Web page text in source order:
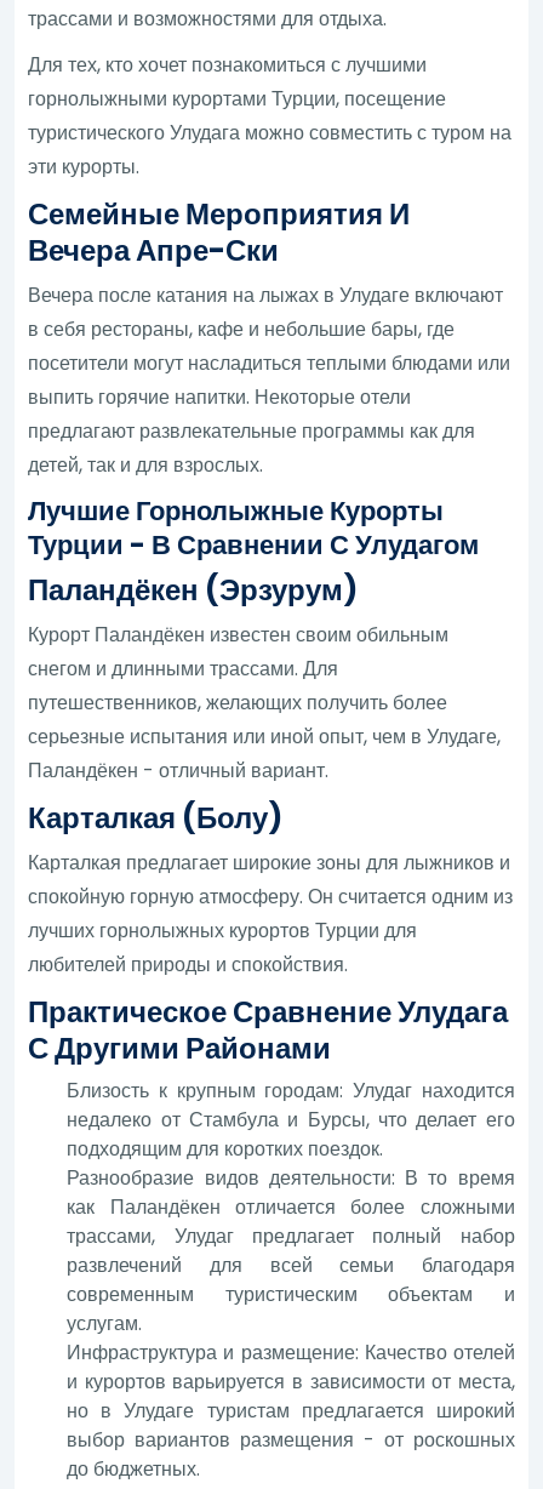
трассами и возможностями для отдыха.
Для тех, кто хочет познакомиться с лучшими
горнолыжными курортами Турции, посещение
туристического Улудага можно совместить с туром на
эти курорты.
Семейные Мероприятия И
Вечера Апре-Ски
Вечера после катания на лыжах в Улудаге включают
в себя рестораны, кафе и небольшие бары, где
посетители могут насладиться теплыми блюдами или
выпить горячие напитки. Некоторые отели
предлагают развлекательные программы как для
детей, так и для взрослых.
Лучшие Горнолыжные Курорты
Турции - В Сравнении С Улудагом
Паландёкен (Эрзурум)
Курорт Паландёкен известен своим обильным
снегом и длинными трассами. Для
путешественников, желающих получить более
серьезные испытания или иной опыт, чем в Улудаге,
Паландёкен - отличный вариант.
Карталкая (Болу)
Карталкая предлагает широкие зоны для лыжников и
спокойную горную атмосферу. Он считается одним из
лучших горнолыжных курортов Турции для
любителей природы и спокойствия.
Практическое Сравнение Улудага
С Другими Районами
Близость к крупным городам: Улудаг находится
недалеко от Стамбула и Бурсы, что делает его
подходящим для коротких поездок.
Разнообразие видов деятельности: В то время
как Паландёкен отличается более сложными
трассами, Улудаг предлагает полный набор
развлечений для всей семьи благодаря
современным туристическим объектам и
услугам.
Инфраструктура и размещение: Качество отелей
и курортов варьируется в зависимости от места,
но в Улудаге туристам предлагается широкий
выбор вариантов размещения - от роскошных
до бюджетных.